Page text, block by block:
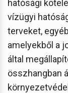
hatósági
vízügyi
terveket,
amelyekből a
által
összhangban